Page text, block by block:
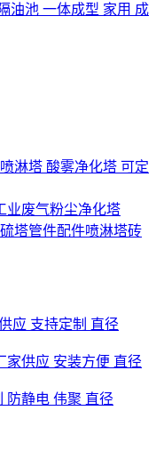
油池 一体成型 家用 成
淋塔 酸雾净化塔 可定
业废气粉尘净化塔
塔管件配件喷淋塔砖
应 支持定制 直径
家供应 安装方便 直径
防静电 伟聚 直径